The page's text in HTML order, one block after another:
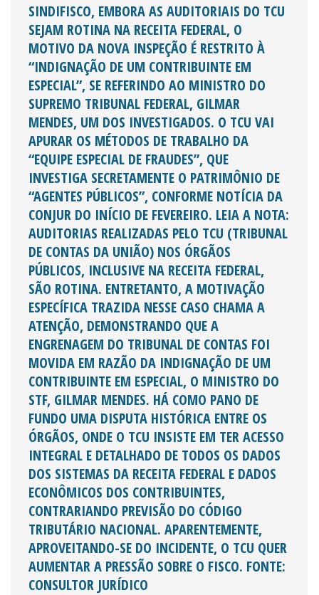
SINDIFISCO, EMBORA AS AUDITORIAIS DO TCU
SEJAM ROTINA NA RECEITA FEDERAL, O
MOTIVO DA NOVA INSPEÇÃO É RESTRITO À
“INDIGNAÇÃO DE UM CONTRIBUINTE EM
ESPECIAL”, SE REFERINDO AO MINISTRO DO
SUPREMO TRIBUNAL FEDERAL, GILMAR
MENDES, UM DOS INVESTIGADOS. O TCU VAI
APURAR OS MÉTODOS DE TRABALHO DA
“EQUIPE ESPECIAL DE FRAUDES”, QUE
INVESTIGA SECRETAMENTE O PATRIMÔNIO DE
“AGENTES PÚBLICOS”, CONFORME NOTÍCIA DA
CONJUR DO INÍCIO DE FEVEREIRO. LEIA A NOTA:
AUDITORIAS REALIZADAS PELO TCU (TRIBUNAL
DE CONTAS DA UNIÃO) NOS ÓRGÃOS
PÚBLICOS, INCLUSIVE NA RECEITA FEDERAL,
SÃO ROTINA. ENTRETANTO, A MOTIVAÇÃO
ESPECÍFICA TRAZIDA NESSE CASO CHAMA A
ATENÇÃO, DEMONSTRANDO QUE A
ENGRENAGEM DO TRIBUNAL DE CONTAS FOI
MOVIDA EM RAZÃO DA INDIGNAÇÃO DE UM
CONTRIBUINTE EM ESPECIAL, O MINISTRO DO
STF, GILMAR MENDES. HÁ COMO PANO DE
FUNDO UMA DISPUTA HISTÓRICA ENTRE OS
ÓRGÃOS, ONDE O TCU INSISTE EM TER ACESSO
INTEGRAL E DETALHADO DE TODOS OS DADOS
DOS SISTEMAS DA RECEITA FEDERAL E DADOS
ECONÔMICOS DOS CONTRIBUINTES,
CONTRARIANDO PREVISÃO DO CÓDIGO
TRIBUTÁRIO NACIONAL. APARENTEMENTE,
APROVEITANDO-SE DO INCIDENTE, O TCU QUER
AUMENTAR A PRESSÃO SOBRE O FISCO. FONTE:
CONSULTOR JURÍDICO